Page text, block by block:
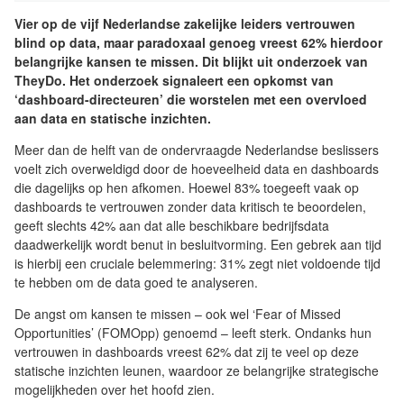
Vier op de vijf Nederlandse zakelijke leiders vertrouwen
blind op data, maar paradoxaal genoeg vreest 62% hierdoor
belangrijke kansen te missen. Dit blijkt uit onderzoek van
TheyDo. Het onderzoek signaleert een opkomst van
‘dashboard-directeuren’ die worstelen met een overvloed
aan data en statische inzichten.
Meer dan de helft van de ondervraagde Nederlandse beslissers
voelt zich overweldigd door de hoeveelheid data en dashboards
die dagelijks op hen afkomen. Hoewel 83% toegeeft vaak op
dashboards te vertrouwen zonder data kritisch te beoordelen,
geeft slechts 42% aan dat alle beschikbare bedrijfsdata
daadwerkelijk wordt benut in besluitvorming. Een gebrek aan tijd
is hierbij een cruciale belemmering: 31% zegt niet voldoende tijd
te hebben om de data goed te analyseren.
De angst om kansen te missen – ook wel ‘Fear of Missed
Opportunities’ (FOMOpp) genoemd – leeft sterk. Ondanks hun
vertrouwen in dashboards vreest 62% dat zij te veel op deze
statische inzichten leunen, waardoor ze belangrijke strategische
mogelijkheden over het hoofd zien.